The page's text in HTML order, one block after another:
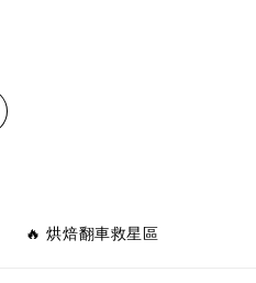
🔥 烘焙翻車救星區